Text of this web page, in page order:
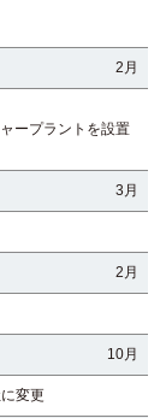
2月
ープラントを設置
3月
2月
10月
変更